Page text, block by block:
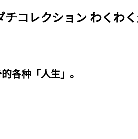
コレクション わくわ
各种「人生」。